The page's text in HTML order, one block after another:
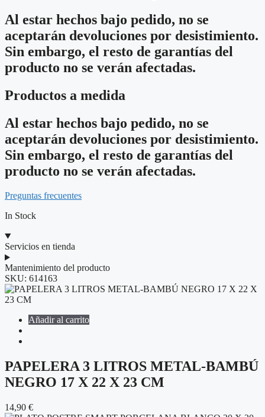
Al estar hechos bajo pedido, no se
aceptarán devoluciones por desistimiento.
Sin embargo, el resto de garantías del
producto no se verán afectadas.
Productos a medida
Al estar hechos bajo pedido, no se
aceptarán devoluciones por desistimiento.
Sin embargo, el resto de garantías del
producto no se verán afectadas.
Preguntas frecuentes
In Stock
Servicios en tienda
Mantenimiento del producto
SKU: 614163
Añadir al carrito
PAPELERA 3 LITROS METAL-BAMBÚ
NEGRO 17 X 22 X 23 CM
14,90 €